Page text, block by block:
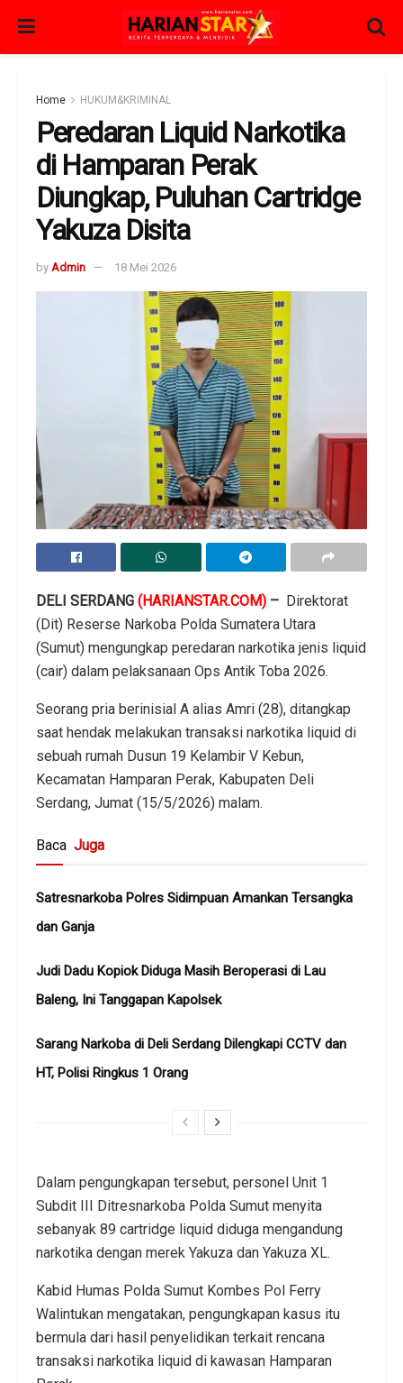
Home HUKUM&KRIMINAL
Peredaran Liquid Narkotika
di Hamparan Perak
Diungkap, Puluhan Cartridge
Yakuza Disita
by Admin 18 Mei 2026
DELI SERDANG (HARIANSTAR.COM) – Direktorat
(Dit) Reserse Narkoba Polda Sumatera Utara
(Sumut) mengungkap peredaran narkotika jenis liquid
(cair) dalam pelaksanaan Ops Antik Toba 2026.
Seorang pria berinisial A alias Amri (28), ditangkap
saat hendak melakukan transaksi narkotika liquid di
sebuah rumah Dusun 19 Kelambir V Kebun,
Kecamatan Hamparan Perak, Kabupaten Deli
Serdang, Jumat (15/5/2026) malam.
Baca Juga
Satresnarkoba Polres Sidimpuan Amankan Tersangka
dan Ganja
Judi Dadu Kopiok Diduga Masih Beroperasi di Lau
Baleng, Ini Tanggapan Kapolsek
Sarang Narkoba di Deli Serdang Dilengkapi CCTV dan
HT, Polisi Ringkus 1 Orang
Dalam pengungkapan tersebut, personel Unit 1
Subdit III Ditresnarkoba Polda Sumut menyita
sebanyak 89 cartridge liquid diduga mengandung
narkotika dengan merek Yakuza dan Yakuza XL.
Kabid Humas Polda Sumut Kombes Pol Ferry
Walintukan mengatakan, pengungkapan kasus itu
bermula dari hasil penyelidikan terkait rencana
transaksi narkotika liquid di kawasan Hamparan